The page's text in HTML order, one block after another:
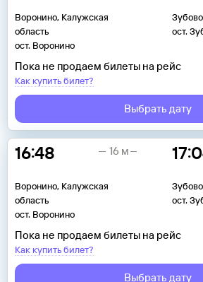
Воронино, Калужская
область
ост. Воронино
ост.
Пока не продаем билеты на рейс
Как купить билет?
Выбрать дату
16:48
Воронино, Калужская
область
ост. Воронино
ост.
16 м
Пока не продаем билеты на рейс
Как купить билет?
Выбрать дату